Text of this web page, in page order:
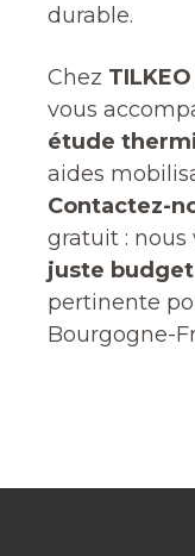
durable.
Chez
vous
étude
aides
Contactez-
gratuit : nous
juste budget
pertinente
Bourgogne-